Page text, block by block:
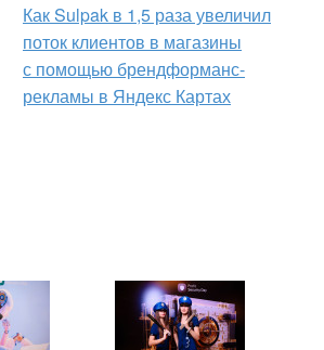
Как Sulpak в 1,5 раза увеличил
поток клиентов в магазины
с помощью брендформанс-
рекламы в Яндекс Картах